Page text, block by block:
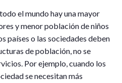
el mundo hay una mayor
y menor población de niños
países o las sociedades deben
de población, no se
Por ejemplo, cuando los
se necesitan más